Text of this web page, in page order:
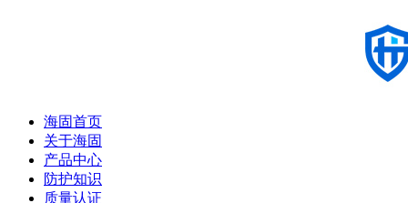
海固首页
关于海固
产品中心
防护知识
质量认证